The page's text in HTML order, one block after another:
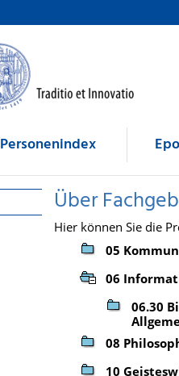
Personenindex
Über
Hier können Sie die
05
06
06.30
08
10